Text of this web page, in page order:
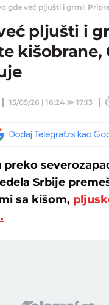
gde već pljušti i grmi:
pljušti i
kišobrane,
15/05/26 | 16:24 ≫17:13
preko
Srbije
sa kišom,